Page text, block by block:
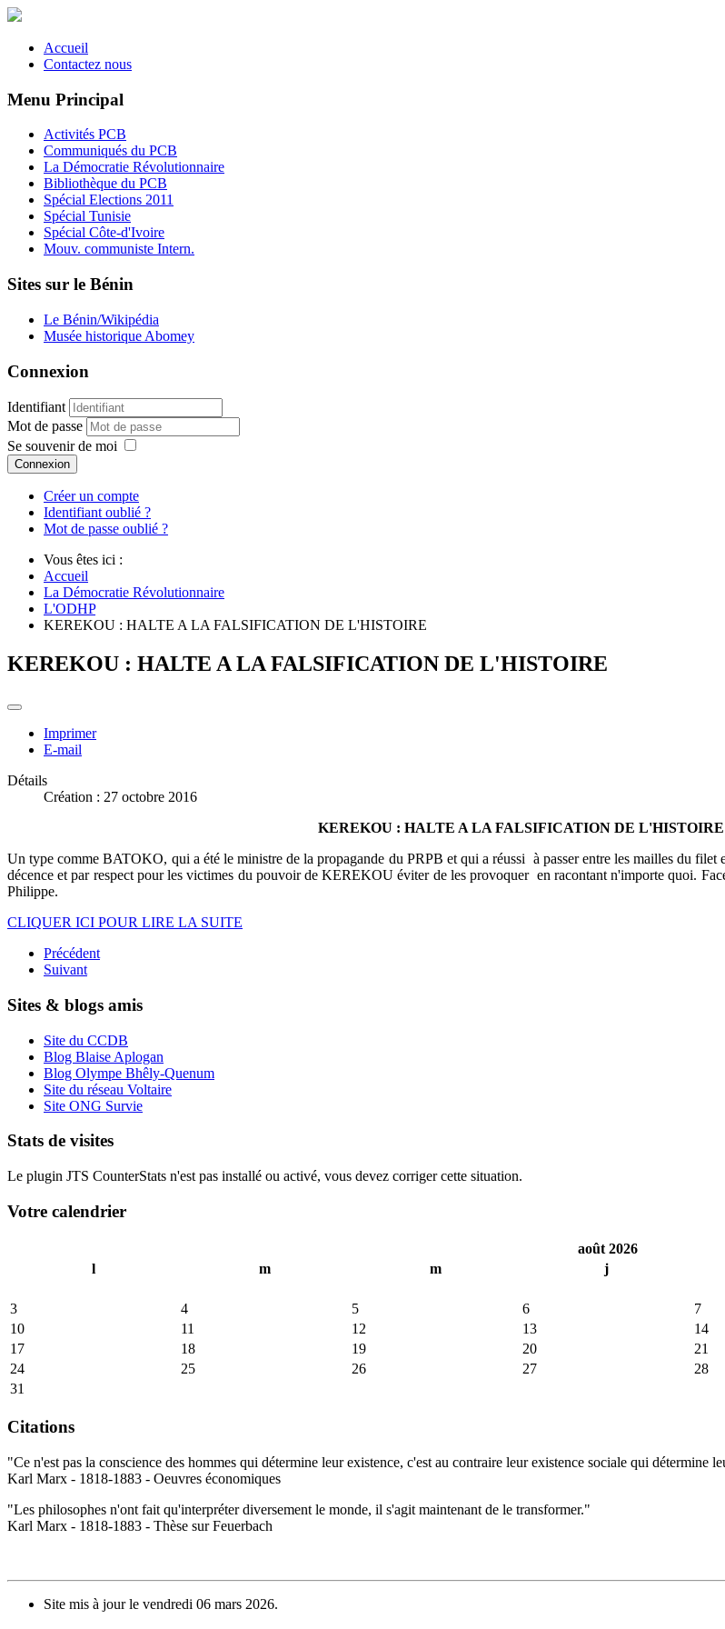
Accueil
Contactez nous
Menu Principal
Activités PCB
Communiqués du PCB
La Démocratie Révolutionnaire
Bibliothèque du PCB
Spécial Elections 2011
Spécial Tunisie
Spécial Côte-d'Ivoire
Mouv. communiste Intern.
Sites sur le Bénin
Le Bénin/Wikipédia
Musée historique Abomey
Connexion
Identifiant
Mot de passe
Se souvenir de moi
Connexion
Créer un compte
Identifiant oublié ?
Mot de passe oublié ?
Vous êtes ici :
Accueil
La Démocratie Révolutionnaire
L'ODHP
KEREKOU : HALTE A LA FALSIFICATION DE L'HISTOIRE
KEREKOU : HALTE A LA FALSIFICATION DE L'HISTOIRE
Imprimer
E-mail
Détails
Création : 27 octobre 2016
KEREKOU : HALTE A LA FALSIFICATION DE
Un type comme BATOKO, qui a été le ministre de la propagande du PRPB et qui a réussi à passer entre les mailles du
décence et par respect pour les victimes du pouvoir de KEREKOU éviter de les provoquer en racontant n'importe quoi.
Philippe.
CLIQUER ICI POUR LIRE LA SUITE
Précédent
Suivant
Sites & blogs amis
Site du CCDB
Blog Blaise Aplogan
Blog Olympe Bhêly-Quenum
Site du réseau Voltaire
Site ONG Survie
Stats de visites
Le plugin JTS CounterStats n'est pas installé ou activé, vous devez corriger cette situation.
Votre calendrier
août 2026
l
m m j
3
4 5 6 7
10
11 12 13 14
17
18 19 20 21
24
25 26 27 28
31
Citations
"Ce n'est pas la conscience des hommes qui détermine leur existence, c'est au contraire leur existence sociale qui détermine
Karl Marx - 1818-1883 - Oeuvres économiques
"Les philosophes n'ont fait qu'interpréter diversement le monde, il s'agit maintenant de le transformer."
Karl Marx - 1818-1883 - Thèse sur Feuerbach
Site mis à jour le vendredi 06 mars 2026.